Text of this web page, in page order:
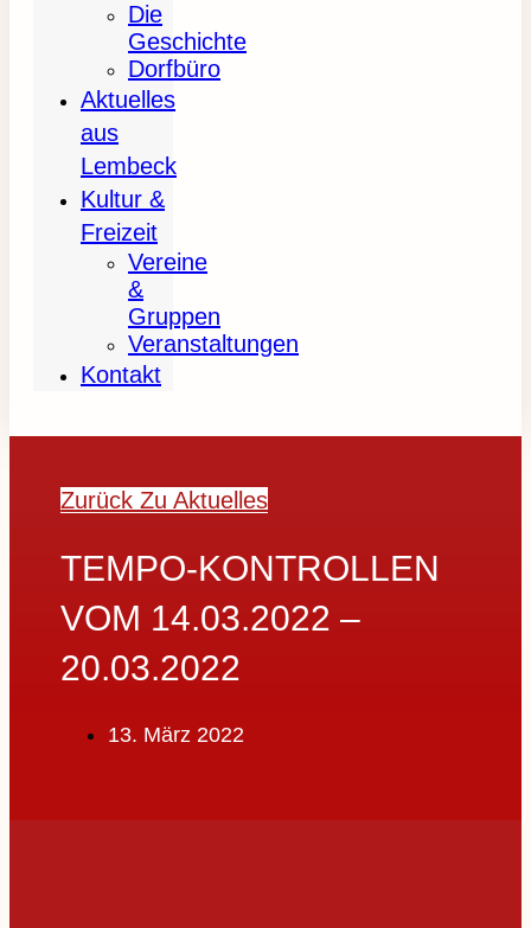
Die
Geschichte
Dorfbüro
Aktuelles
aus
Lembeck
Kultur &
Freizeit
Vereine
&
Gruppen
Veranstaltungen
Kontakt
Zurück Zu Aktuelles
TEMPO-KONTROLLEN
VOM 14.03.2022 –
20.03.2022
13. März 2022